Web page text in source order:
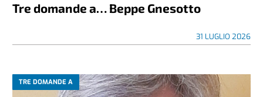
Tre domande a… Beppe Gnesotto
31 LUGLIO 2026
TRE DOMANDE A